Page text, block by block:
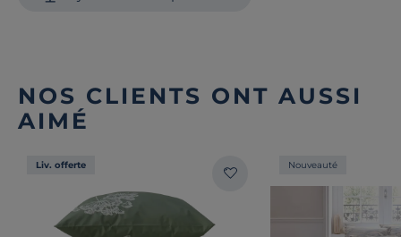
NOS CLIENTS ONT AUSSI
AIMÉ
Liv. offerte Nouveauté